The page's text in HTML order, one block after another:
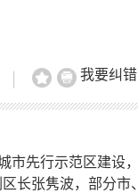
我要纠错
先行示范区建设，
长张隽波，部分市、